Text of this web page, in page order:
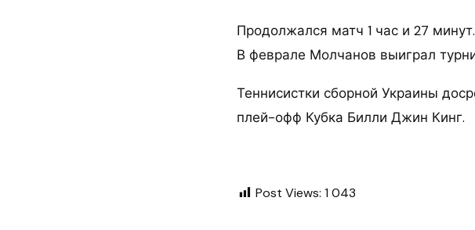
Продолжался матч 1 час и 27
В феврале Молчанов выиграл
Теннисистки сборной Украины
плей-офф Кубка Билли Джин Кинг.
Post Views: 1 043